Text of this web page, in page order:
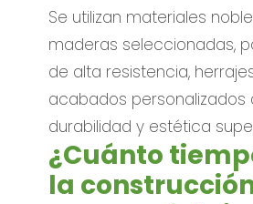
Se utilizan materiales
maderas seleccionadas,
de alta resistencia,
acabados personalizados
durabilidad y estética
¿Cuánto
la